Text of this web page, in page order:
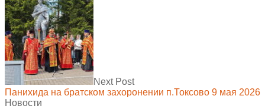
Next Post
Панихида на братском захоронении п.Токсово 9 мая 2026
Новости